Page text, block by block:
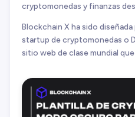
cryptomonedas y finanzas
Blockchain X ha sido
startup de cryptomonedas o
sitio web de clase mundial